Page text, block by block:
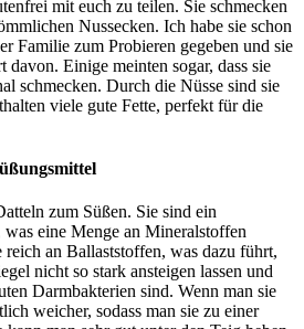
mit euch zu teilen. Sie schmecken
Nussecken. Ich habe sie schon
Familie zum Probieren gegeben und sie
davon. Einige meinten sogar, dass sie
schmecken. Durch die Nüsse sind sie
viele gute Fette, perfekt für die
zum Süßen. Sie sind ein
eine Menge an Mineralstoffen
an Ballaststoffen, was dazu führt,
nicht so stark ansteigen lassen und
Darmbakterien sind. Wenn man sie
weicher, sodass man sie zu einer